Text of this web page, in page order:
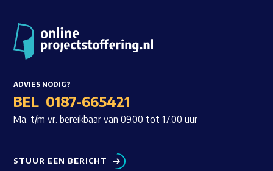
ADVIES NODIG?
BEL 0187-665421
Ma. t/m vr. bereikbaar van 09.00 tot 17.00 uur
STUUR EEN BERICHT